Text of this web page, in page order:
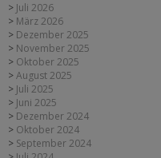
Juli 2026
März 2026
Dezember 2025
November 2025
Oktober 2025
August 2025
Juli 2025
Juni 2025
Dezember 2024
Oktober 2024
September 2024